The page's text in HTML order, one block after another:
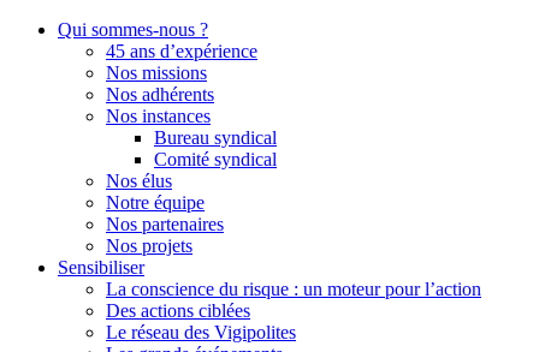
Qui sommes-nous ?
45 ans d’expérience
Nos missions
Nos adhérents
Nos instances
Bureau syndical
Comité syndical
Nos élus
Notre équipe
Nos partenaires
Nos projets
Sensibiliser
La conscience du risque : un moteur pour l’action
Des actions ciblées
Le réseau des Vigipolites